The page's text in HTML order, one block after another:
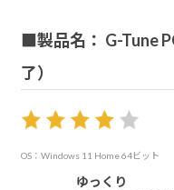
■製品名： G-Tune
了）
OS：Windows 11 Home 64ビット
ゆっくり